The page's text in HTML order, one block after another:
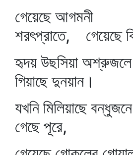
গেয়েছে আগমনী
শরৎপ্রাতে, গেয়েছে
হৃদয় উছসিয়া
গিয়াছে দুনয়ান।
যখনি মিলিয়াছে
গেছে পূরে,